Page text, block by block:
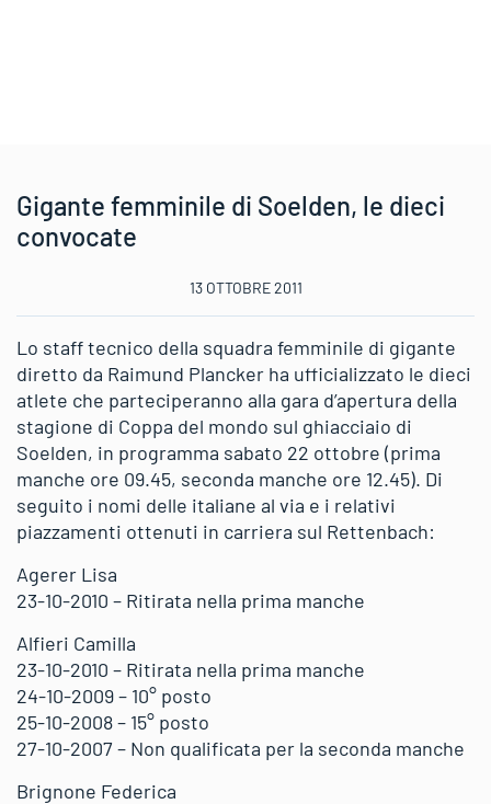
Gigante femminile di Soelden, le dieci
convocate
13 OTTOBRE 2011
Lo staff tecnico della squadra femminile di gigante
diretto da Raimund Plancker ha ufficializzato le dieci
atlete che parteciperanno alla gara d’apertura della
stagione di Coppa del mondo sul ghiacciaio di
Soelden, in programma sabato 22 ottobre (prima
manche ore 09.45, seconda manche ore 12.45). Di
seguito i nomi delle italiane al via e i relativi
piazzamenti ottenuti in carriera sul Rettenbach:
Agerer Lisa
23-10-2010 – Ritirata nella prima manche
Alfieri Camilla
23-10-2010 – Ritirata nella prima manche
24-10-2009 – 10° posto
25-10-2008 – 15° posto
27-10-2007 – Non qualificata per la seconda manche
Brignone Federica